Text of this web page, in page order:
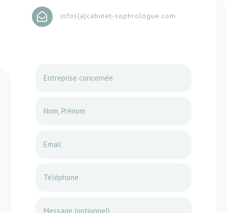
 infos(a)cabinet-sophrologue.com